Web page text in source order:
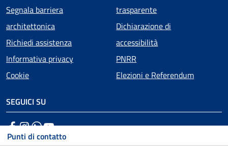
Punti di contatto
Segnala barriera
architettonica
Richiedi assistenza
Informativa privacy
Cookie
trasparente
Dichiarazione di
accessibilità
PNRR
Elezioni e Referendum
SEGUICI SU
Facebook
Instagram
WhatsApp
YouTube